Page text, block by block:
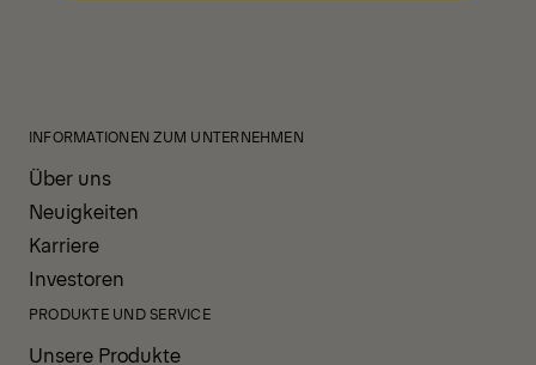
INFORMATIONEN ZUM UNTERNEHMEN
Über uns
Neuigkeiten
Karriere
Investoren
PRODUKTE UND SERVICE
Unsere Produkte